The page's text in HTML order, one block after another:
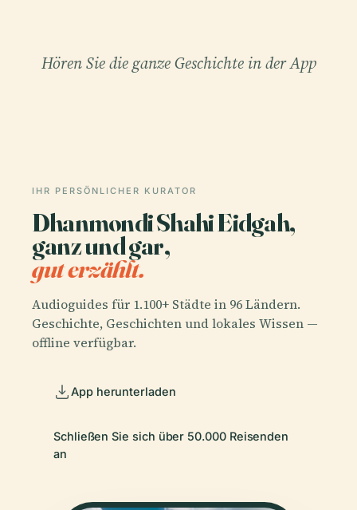
Hören Sie die ganze Geschichte in der App
IHR PERSÖNLICHER KURATOR
Dhanmondi Shahi Eidgah,
ganz und gar,
gut erzählt.
Audioguides für 1.100+ Städte in 96 Ländern.
Geschichte, Geschichten und lokales Wissen —
offline verfügbar.
App herunterladen
Schließen Sie sich über 50.000 Reisenden
an